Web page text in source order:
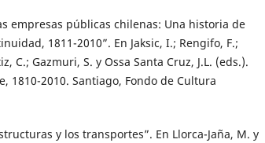
empresas públicas chilenas: Una historia de
1811-2010”. En Jaksic, I.; Rengifo, F.;
C.; Gazmuri, S. y Ossa Santa Cruz, J.L. (eds.).
1810-2010. Santiago, Fondo de Cultura
y los transportes”. En Llorca-Jaña, M. y